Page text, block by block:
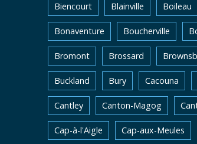
Biencourt Blainville Boileau
Bonaventure Boucherville
Bromont Brossard
Buckland Bury Cacouna
Cantley Canton-Magog
Cap-à-l'Aigle Cap-aux-Meules